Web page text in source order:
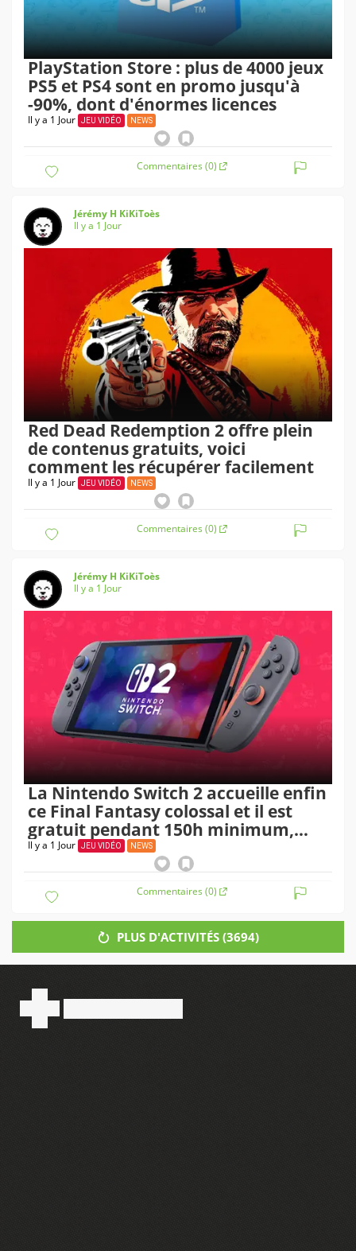
PlayStation Store : plus de 4000 jeux
PS5 et PS4 sont en promo jusqu'à
-90%, dont d'énormes licences
Il y a 1 Jour JEU VIDÉO NEWS
Commentaires (0)
Jérémy H KiKiToès
Il y a 1 Jour
Red Dead Redemption 2 offre plein
de contenus gratuits, voici
comment les récupérer facilement
Il y a 1 Jour JEU VIDÉO NEWS
Commentaires (0)
Jérémy H KiKiToès
Il y a 1 Jour
La Nintendo Switch 2 accueille enfin
ce Final Fantasy colossal et il est
gratuit pendant 150h minimum,
voici comment en profiter
Il y a 1 Jour JEU VIDÉO NEWS
Commentaires (0)
PLUS D'ACTIVITÉS (3694)